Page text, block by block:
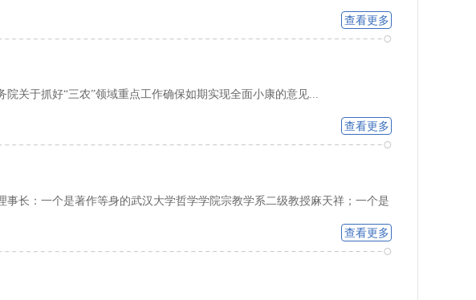
查看更多
于抓好“三农”领域重点工作确保如期实现全面小康的意见...
查看更多
长：一个是著作等身的武汉大学哲学学院宗教学系二级教授麻天祥；一个是
查看更多